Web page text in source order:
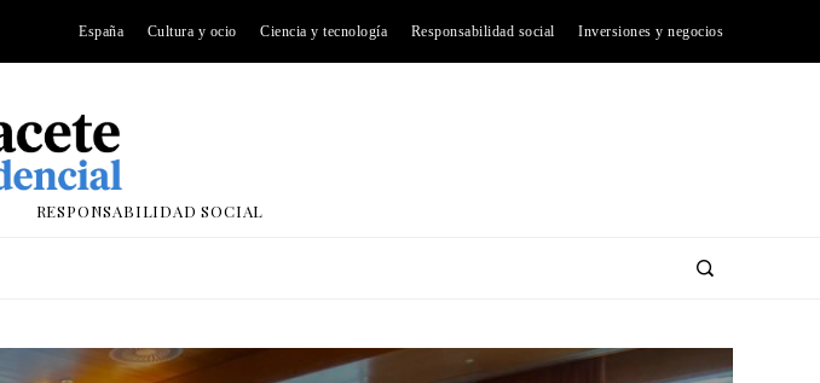
España Cultura y ocio Ciencia y tecnología Responsabilidad social Inversiones y negocios
RESPONSABILIDAD SOCIAL